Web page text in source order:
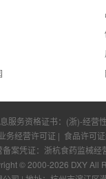
服务资格证书： (浙)-经营
务经营许可证 | 食品许可证
备案凭证：浙杭食药监械
© 2000-2026 DXY All